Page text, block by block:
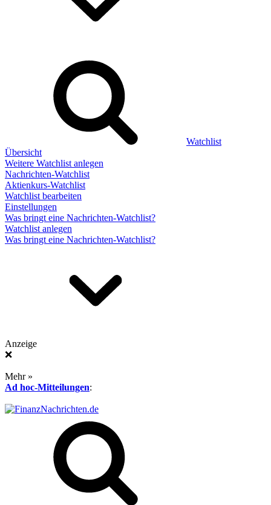
Watchlist
Übersicht
Weitere Watchlist anlegen
Nachrichten-Watchlist
Aktienkurs-Watchlist
Watchlist bearbeiten
Einstellungen
Was bringt eine Nachrichten-Watchlist?
Watchlist anlegen
Was bringt eine Nachrichten-Watchlist?
Anzeige
❌
Mehr »
Ad hoc-Mitteilungen: